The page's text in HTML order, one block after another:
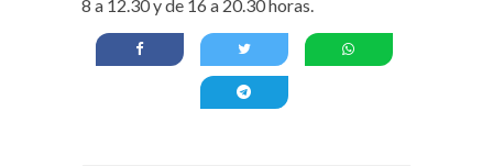
8 a 12.30 y de 16 a 20.30 horas.